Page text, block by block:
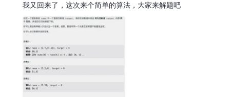
我又回来了，这次来个简单的算法，大家来解题吧